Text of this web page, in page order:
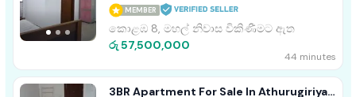
MEMBER
කොළඹ 8, මහල් නිවාස විකිණීමට ඇත
රු 57,500,000
44 minutes
3BR Apartment For Sale In Athurugiriya -